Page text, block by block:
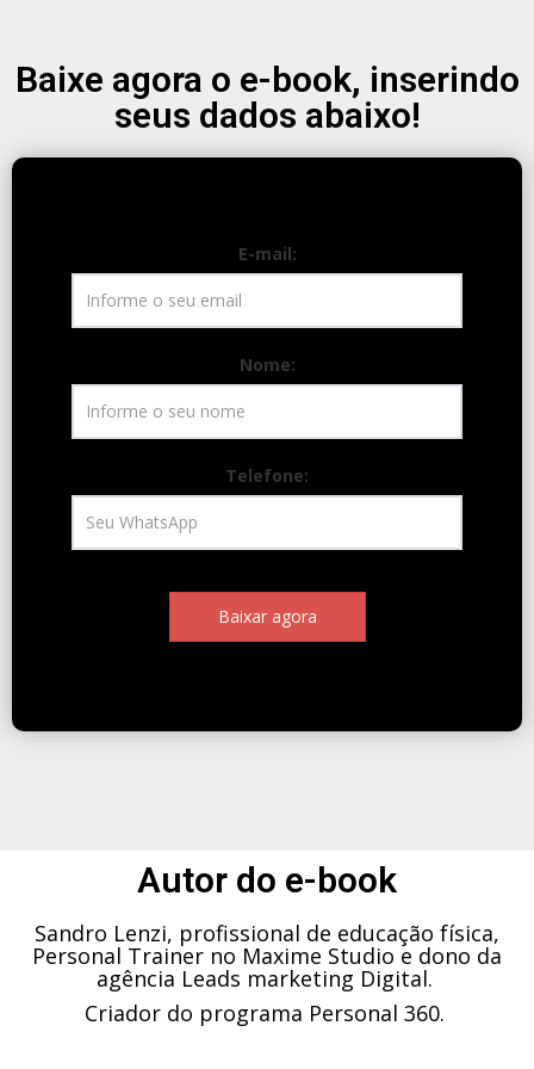
Baixe agora o e-book, inserindo
seus dados abaixo!
E-mail:
Nome:
Telefone:
Baixar agora
Autor do e-book
Sandro Lenzi, profissional de educação física,
Personal Trainer no Maxime Studio e dono da
agência Leads marketing Digital.
Criador do programa Personal 360.